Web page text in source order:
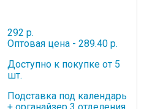
292 р.
Оптовая цена - 289.40 р.
Доступно к покупке от 5
шт.
Подставка под календарь